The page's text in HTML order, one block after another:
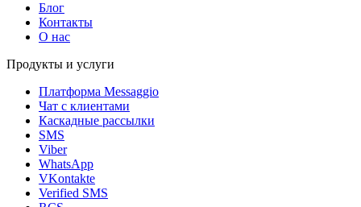
Блог
Контакты
О нас
Продукты и услуги
Платформа Messaggio
Чат с клиентами
Каскадные рассылки
SMS
Viber
WhatsApp
VKontakte
Verified SMS